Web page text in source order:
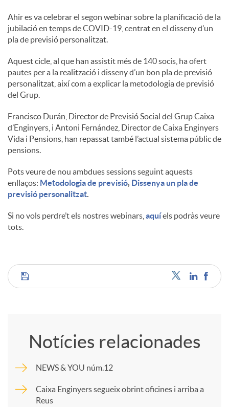
t
i
n
g
u
t
s
Ahir es va celebrar el segon webinar sobre la planificació de la
jubilació en temps de COVID-19, centrat en el disseny d’un
pla de previsió personalitzat.
Aquest cicle, al que han assistit més de 140 socis, ha ofert
pautes per a la realització i disseny d’un bon pla de previsió
personalitzat, així com a explicar la metodologia de previsió
del Grup.
Francisco Durán, Director de Previsió Social del Grup Caixa
d’Enginyers, i Antoni Fernández, Director de Caixa Enginyers
Vida i Pensions, han repassat també l’actual sistema públic de
pensions.
Pots veure de nou ambdues sessions seguint aquests
enllaços: Metodologia de previsió, Dissenya un pla de
previsió personalitzat.
Si no vols perdre’t els nostres webinars, aquíels podràs veure
tots.
C
m
p
Notícies relacionades
NEWS & YOU núm.12
Caixa Enginyers segueix obrint oficines i arriba a
Reus